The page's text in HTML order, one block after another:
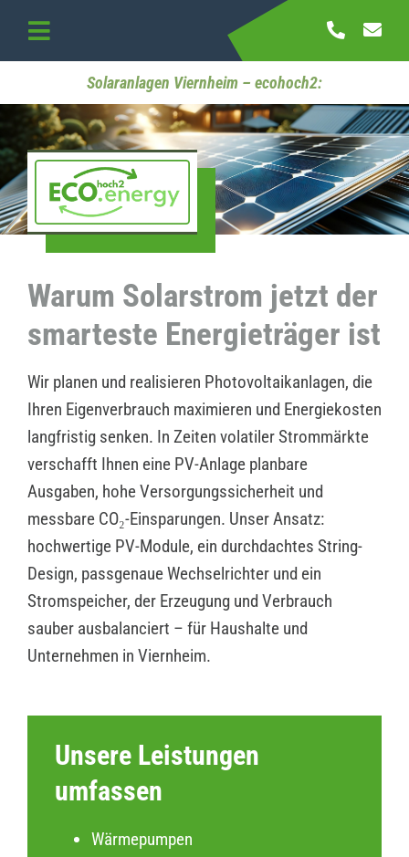
content
Toggle
Navigation
Startseite
Referenzen
Kontakt
Solaranlagen Viernheim – ecohoch2:
Warum Solarstrom jetzt der
smarteste Energieträger ist
Wir planen und realisieren Photovoltaikanlagen, die
Ihren Eigenverbrauch maximieren und Energiekosten
langfristig senken. In Zeiten volatiler Strommärkte
verschafft Ihnen eine PV-Anlage planbare
Ausgaben, hohe Versorgungssicherheit und
messbare CO₂-Einsparungen. Unser Ansatz:
hochwertige PV-Module, ein durchdachtes String-
Design, passgenaue Wechselrichter und ein
Stromspeicher, der Erzeugung und Verbrauch
sauber ausbalanciert – für Haushalte und
Unternehmen in Viernheim.
Unsere Leistungen
umfassen
Wärmepumpen